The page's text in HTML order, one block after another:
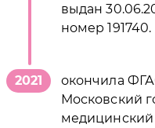
выдан
номер 191740.
2021
окончила
Московский